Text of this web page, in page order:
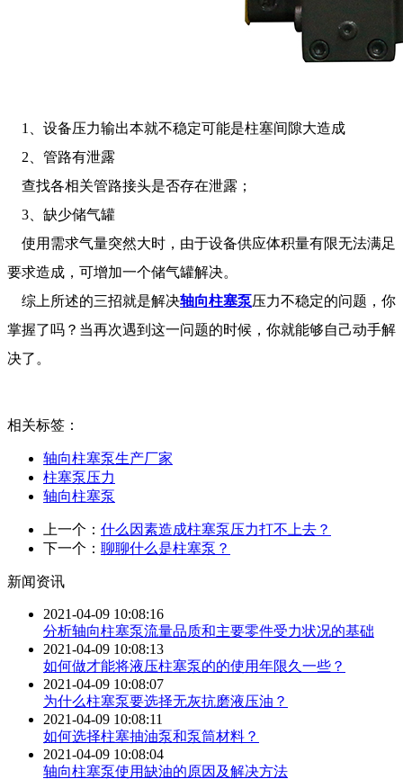
1、设备压力输出本就不稳定可能是柱塞间隙大造成
2、管路有泄露
查找各相关管路接头是否存在泄露；
3、缺少储气罐
使用需求气量突然大时，由于设备供应体积量有限无法满足
要求造成，可增加一个储气罐解决。
综上所述的三招就是解决轴向柱塞泵压力不稳定的问题，你
掌握了吗？当再次遇到这一问题的时候，你就能够自己动手解
决了。
相关标签：
轴向柱塞泵生产厂家
柱塞泵压力
轴向柱塞泵
上一个： 什么因素造成柱塞泵压力打不上去？
下一个： 聊聊什么是柱塞泵？
新闻资讯
2021-04-09 10:08:16
分析轴向柱塞泵流量品质和主要零件受力状况的基础
2021-04-09 10:08:13
如何做才能将液压柱塞泵的的使用年限久一些？
2021-04-09 10:08:07
为什么柱塞泵要选择无灰抗磨液压油？
2021-04-09 10:08:11
如何选择柱塞抽油泵和泵筒材料？
2021-04-09 10:08:04
轴向柱塞泵使用缺油的原因及解决方法